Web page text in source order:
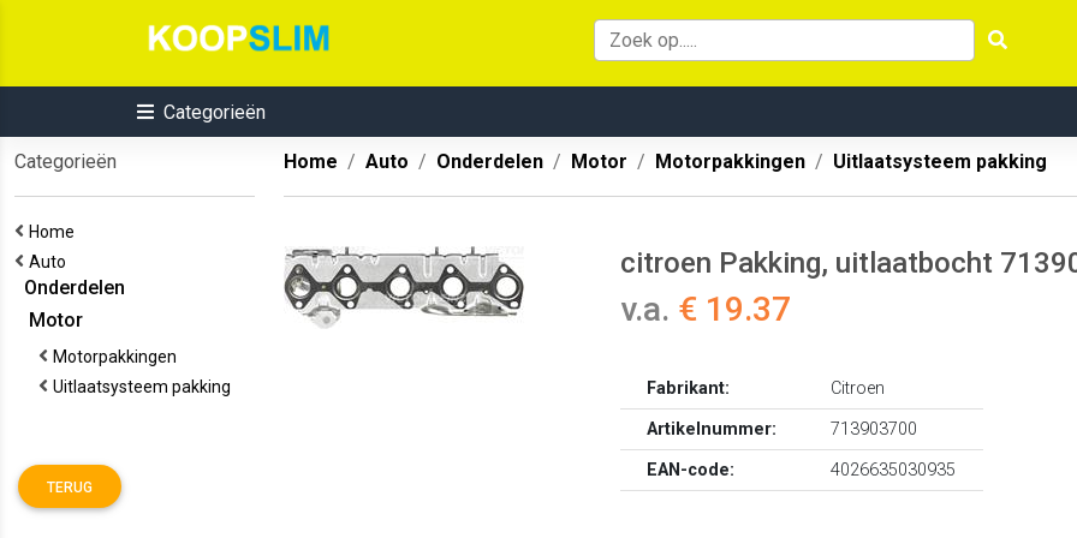
Categorieën
Categorieën
Home
Auto
Onderdelen
Motor
Motorpakkingen
Uitlaatsysteem pakking
TERUG
Home Auto Onderdelen Motor Motorpakkingen Uitlaatsysteem pakking
citroen Pakking, uitlaatbocht
v.a. € 19.37
Fabrikant:
Citroen
Artikelnummer:
713903700
EAN-code:
4026635030935